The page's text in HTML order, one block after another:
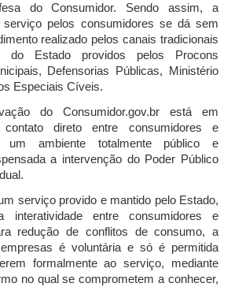
do Consumidor. Sendo assim, a
serviço pelos consumidores se dá sem
realizado pelos canais tradicionais
do Estado providos pelos Procons
Defensorias Públicas, Ministério
Especiais Cíveis.
do Consumidor.gov.br está em
contato direto entre consumidores e
um ambiente totalmente público e
a intervenção do Poder Público
serviço provido e mantido pelo Estado,
interatividade entre consumidores e
redução de conflitos de consumo, a
é voluntária e só é permitida
formalmente ao serviço, mediante
no qual se comprometem a conhecer,